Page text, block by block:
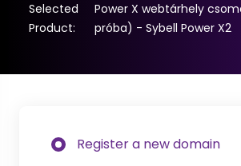
Selected
Product:
Power X webtárhely
próba) - Sybell Power X2
Register a new domain